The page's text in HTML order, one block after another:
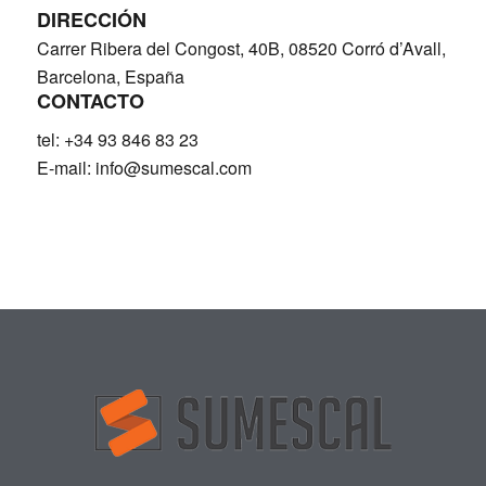
DIRECCIÓN
Carrer Ribera del Congost, 40B, 08520 Corró d’Avall,
Barcelona, España
CONTACTO
tel: +34 93 846 83 23
E-mail: info@sumescal.com